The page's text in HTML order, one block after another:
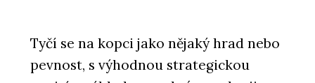
Tyčí se na kopci jako nějaký hrad nebo
pevnost, s výhodnou strategickou